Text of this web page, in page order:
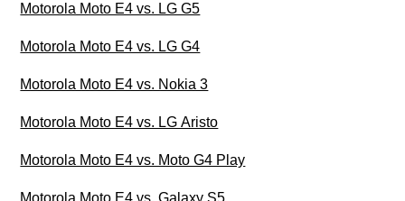
Motorola Moto E4 vs. LG G5
Motorola Moto E4 vs. LG G4
Motorola Moto E4 vs. Nokia 3
Motorola Moto E4 vs. LG Aristo
Motorola Moto E4 vs. Moto G4 Play
Motorola Moto E4 vs. Galaxy S5